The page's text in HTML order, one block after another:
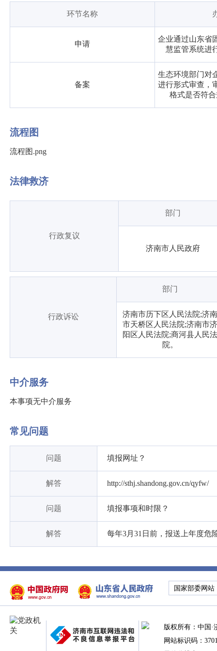
环节名称
申请
企业通过山东省
慧监管系统进
备案
生态环境部门对
进行形式审查，
格式是否符
流程图
流程图.png
法律救济
行政复议
部门
济南市人民政府
行政诉讼
部门
济南市历下区人民法院;济南
市天桥区人民法院;济南市济
阳区人民法院;商河县人民法
院。
中介服务
本事项无中介服务
常见问题
问题 填报网址？
解答 http://sthj.shandong.gov.cn/qyfw/
问题 填报事项和时限？
解答 每年3月31日前，报送上年度危
国家部委网站
版权所有：中国
网站标识码：